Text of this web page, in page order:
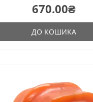
670.00₴
ДО КОШИКА